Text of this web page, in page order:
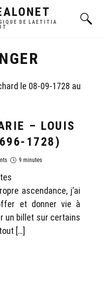
DE LAETITIA
– LOUIS
1728)
9 minutes
ascendance, j’ai
et donner vie à
un billet sur certains
[…]